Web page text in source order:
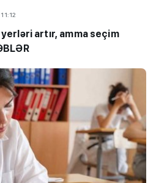
artır, amma seçim